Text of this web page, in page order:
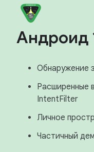
Андроид
Обнаружение
Расширенные
IntentFilter
Личное
Частичный